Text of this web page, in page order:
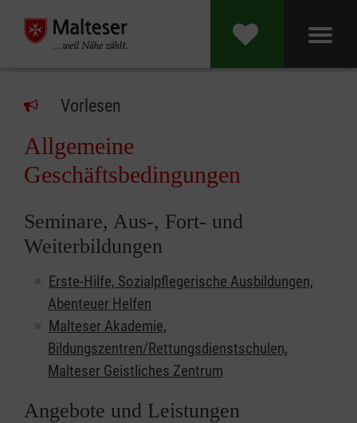
Vorlesen
Allgemeine
Geschäftsbedingungen
Seminare, Aus-, Fort- und
Weiterbildungen
Erste-Hilfe, Sozialpflegerische Ausbildungen,
Abenteuer Helfen
Malteser Akademie,
Bildungszentren/Rettungsdienstschulen,
Malteser Geistliches Zentrum
Angebote und Leistungen